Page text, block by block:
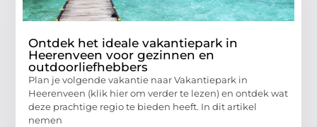
Ontdek het ideale vakantiepark in
Heerenveen voor gezinnen en
outdoorliefhebbers
Plan je volgende vakantie naar Vakantiepark in
Heerenveen (klik hier om verder te lezen) en ontdek wat
deze prachtige regio te bieden heeft. In dit artikel
nemen